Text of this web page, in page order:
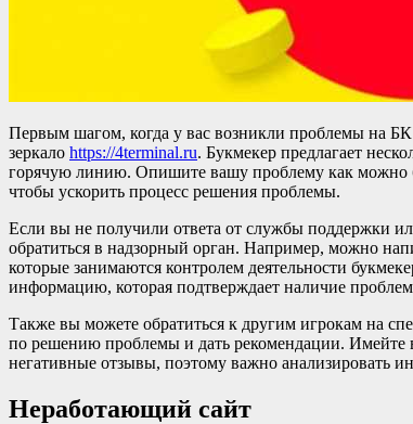
Первым шагом, когда у вас возникли проблемы на
зеркало https://4terminal.ru. Букмекер предлагает
горячую линию. Опишите вашу проблему как можно
чтобы ускорить процесс решения проблемы.
Если вы не получили ответа от службы поддержки
обратиться в надзорный орган. Например, можно
которые занимаются контролем деятельности
информацию, которая подтверждает наличие
Также вы можете обратиться к другим игрокам на
по решению проблемы и дать рекомендации. Имейте
негативные отзывы, поэтому важно анализировать
Неработающий сайт